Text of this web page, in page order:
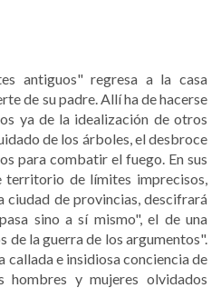
antiguos" regresa a la casa
de su padre. Allí ha de hacerse
ya de la idealización de otros
de los árboles, el desbroce
para combatir el fuego. En sus
territorio de límites imprecisos,
ciudad de provincias, descifrará
sino a sí mismo", el de una
de la guerra de los argumentos".
callada e insidiosa conciencia de
y mujeres olvidados